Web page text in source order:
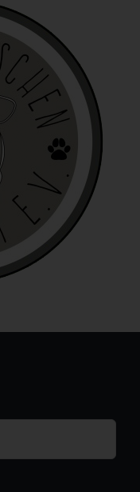
unter anderem
Informationen, die
natürliche
beziehen. Als
angesehen, die
Zuordnung zu
einer Kennnummer,
oder zu
Merkmalen, die
genetischen,
oder sozialen
sind, identifiziert
oder
jede solche